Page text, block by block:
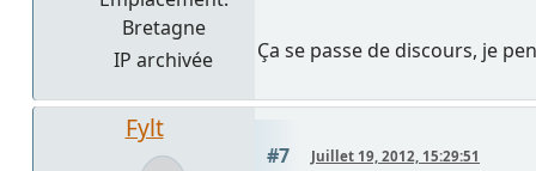
Bretagne
IP archivée
Ça se passe de discours, je
Fylt
#7 Juillet 19, 2012, 15:29:51